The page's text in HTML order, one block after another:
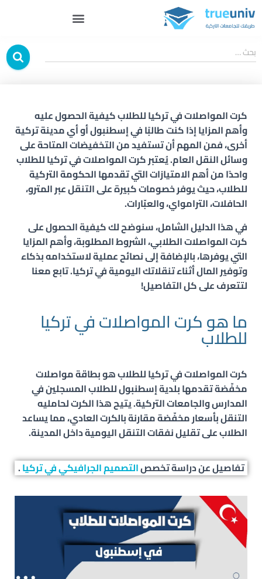
بحث …
كرت المواصلات في تركيا للطلاب كيفية الحصول عليه
وأهم المزايا إذا كنت طالبًا في إسطنبول أو أي مدينة تركية
أخرى، فمن المهم أن تستفيد من التخفيضات المتاحة على
وسائل النقل العام. يُعتبركرت المواصلات في تركيا للطلاب
واحدًا من أهم الامتيازات التي تقدمها الحكومة التركية
للطلاب، حيث يوفر خصومات كبيرة على التنقل عبر المترو،
الحافلات، الترامواي، والعبّارات.
في هذا الدليل الشامل، سنوضح لككيفية الحصول على
كرت المواصلات الطلابي، الشروط المطلوبة، وأهم المزايا
التي يوفرها، بالإضافة إلى نصائح عملية لاستخدامه بذكاء
وتوفير المال أثناء تنقلاتك اليومية في تركيا. تابع معنا
لتتعرف على كل التفاصيل!
ما هو كرت المواصلات في تركيا
للطلاب
كرت المواصلات في تركيا للطلابهو بطاقة مواصلات
مخفّضة تقدمها بلدية إسطنبول للطلاب المسجلين في
المدارس والجامعات التركية. يتيح هذا الكرت لحامليه
التنقل بأسعار مخفّضة مقارنة بالكرت العادي، مما يساعد
الطلاب على تقليل نفقات التنقل اليومية داخل المدينة.
تفاصيل عن دراسة تخصصالتصميم الجرافيكي في تركيا.